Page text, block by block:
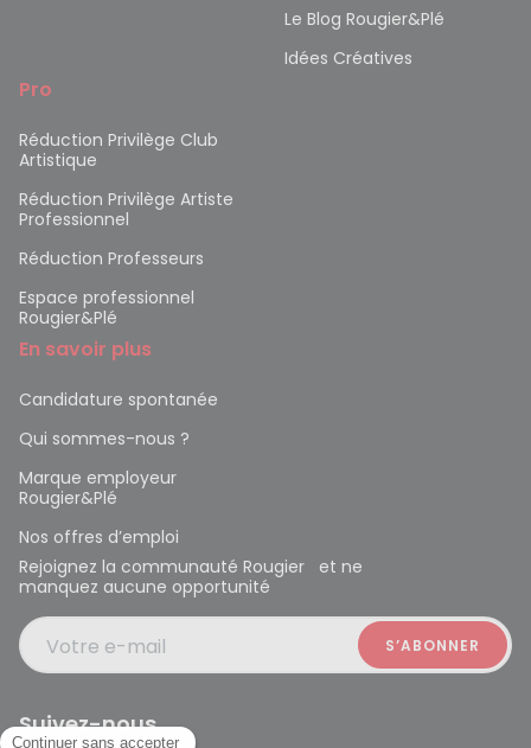
Le Blog Rougier&Plé
Idées Créatives
Pro
Réduction Privilège Club
Artistique
Réduction Privilège Artiste
Professionnel
Réduction Professeurs
Espace professionnel
Rougier&Plé
En savoir plus
Candidature spontanée
Qui sommes-nous ?
Marque employeur
Rougier&Plé
Nos offres d’emploi
Rejoignez la communauté Rougier et ne
manquez aucune opportunité
Votre e-mail
Suivez-nous